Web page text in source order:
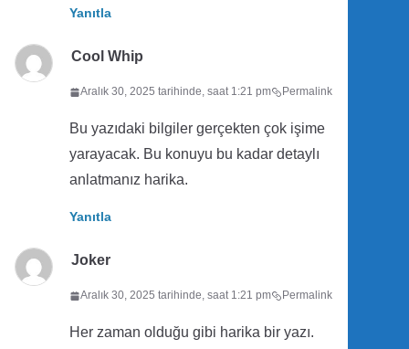
Yanıtla
Cool Whip
Aralık 30, 2025 tarihinde, saat 1:21 pm Permalink
Bu yazıdaki bilgiler gerçekten çok işime
yarayacak. Bu konuyu bu kadar detaylı
anlatmanız harika.
Yanıtla
Joker
Aralık 30, 2025 tarihinde, saat 1:21 pm Permalink
Her zaman olduğu gibi harika bir yazı.